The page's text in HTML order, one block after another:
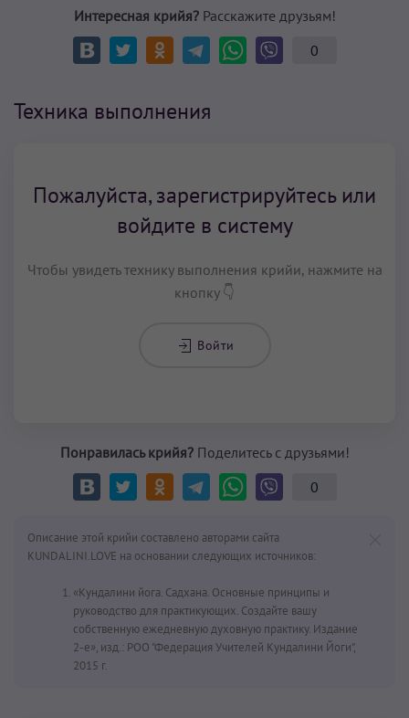
Интересная крийя?Расскажите друзьям!
0
Техника выполнения
Пожалуйста, зарегистрируйтесь или
войдите в систему
Чтобы увидеть технику выполнения крийи, нажмите на
кнопку 👇
Войти
Понравилась крийя?Поделитесь с друзьями!
0
Описание этой крийи составлено авторами сайта
KUNDALINI.LOVE на основании следующих источников:
«Кундалини йога. Садхана. Основные принципы и
руководство для практикующих. Создайте вашу
собственную ежедневную духовную практику. Издание
2-е», изд.: РОО "Федерация Учителей Кундалини Йоги",
2015 г.